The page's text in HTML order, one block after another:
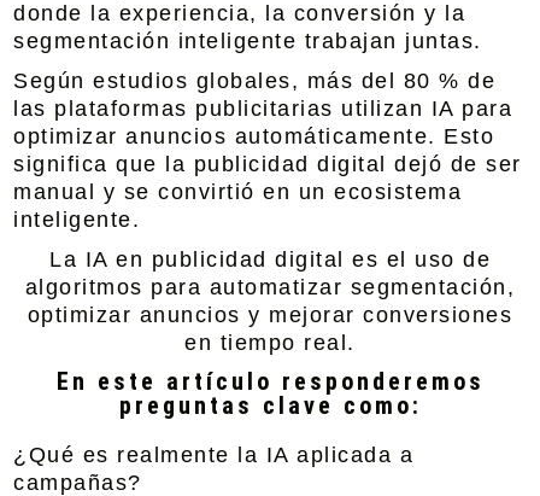
donde la experiencia, la conversión y la
segmentación inteligente trabajan juntas.
Según estudios globales, más del 80 % de
las plataformas publicitarias utilizan IA para
optimizar anuncios automáticamente. Esto
significa que la publicidad digital dejó de ser
manual y se convirtió en un ecosistema
inteligente.
La IA en publicidad digital es el uso de
algoritmos para automatizar segmentación,
optimizar anuncios y mejorar conversiones
en tiempo real.
En este artículo responderemos
preguntas clave como:
¿Qué es realmente la IA aplicada a
campañas?